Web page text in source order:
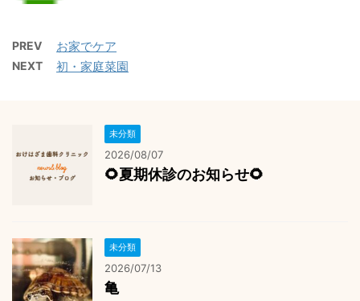
PREV お家でケア
NEXT 初・家庭菜園
未分類
2026/08/07
🌻夏期休診のお知らせ🌻
未分類
2026/07/13
亀